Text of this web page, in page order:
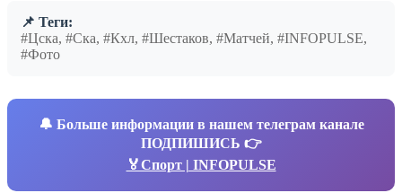
📌 Теги:
#Цска, #Ска, #Кхл, #Шестаков, #Матчей, #INFOPULSE,
#Фото
🔔 Больше информации в нашем телеграм канале
ПОДПИШИСЬ 👉
🏅Спорт | INFOPULSE